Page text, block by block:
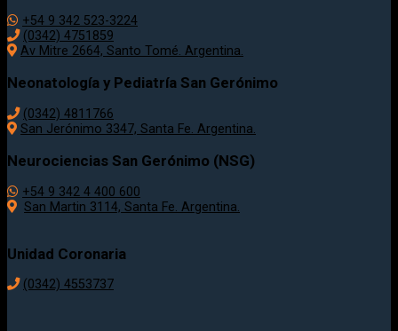
+54 9 342 523-3224
(0342) 4751859
Av Mitre 2664, Santo Tomé. Argentina.
Neonatología y Pediatría San Gerónimo
(0342) 4811766
San Jerónimo 3347, Santa Fe. Argentina.
Neurociencias San Gerónimo (NSG)
+54 9 342 4 400 600
San Martin 3114, Santa Fe. Argentina.
Unidad Coronaria
(0342) 4553737